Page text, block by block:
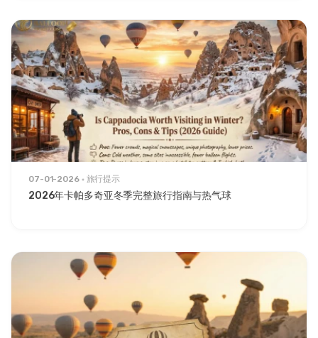
07-01-2026 旅行提示
2026年卡帕多奇亚冬季完整旅行指南与热气球